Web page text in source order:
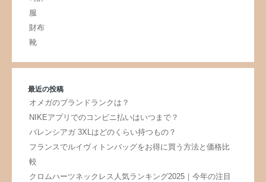
服
財布
靴
最近の投稿
オメガのブランドランクは？
NIKEアプリでのコンビニ払いはいつまで？
バレンシアガ 3XLはどのくらい持つもの？
フランスでルイヴィトンバッグをお得に買う方法と価格比
較
クロムハーツネックレス人気ランキング2025｜今年の注目